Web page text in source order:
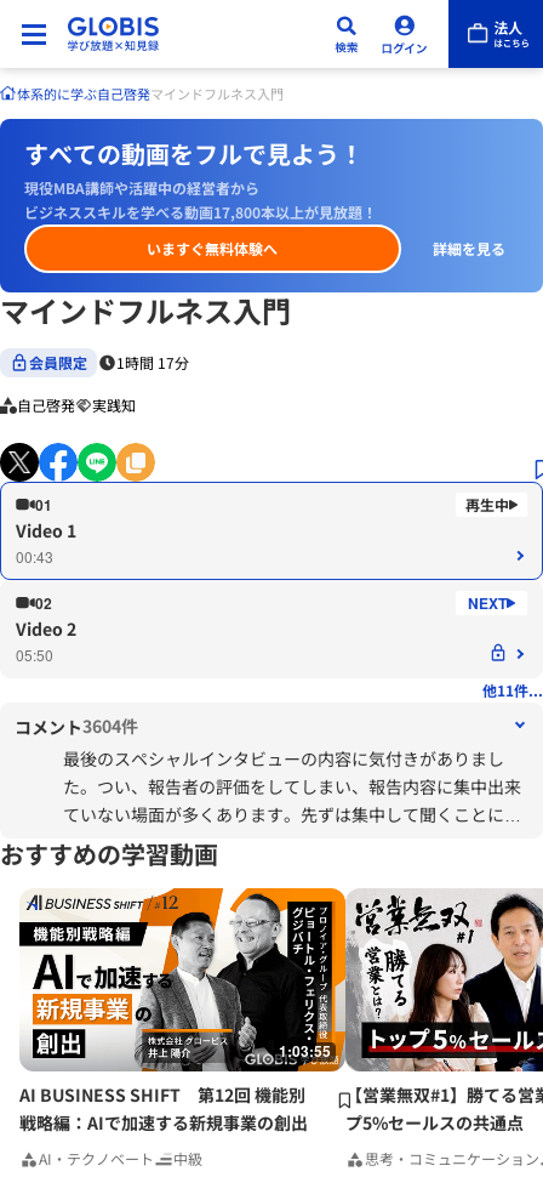
体系的に学ぶ自己啓発マインドフルネス入門
すべての動画をフルで見よう！
現役MBA講師や活躍中の経営者から
ビジネススキルを学べる動画17,800本以上が見放題！
いますぐ無料体験へ
詳細を見る
マインドフルネス入門
会員限定 1時間 17分
自己啓発 実践知
01
Video 1
00:43
02
Video 2
05:50
他11件...
コメント3604件
最後のスペシャルインタビューの内容に気付きがありまし
た。つい、報告者の評価をしてしまい、報告内容に集中出来
ていない場面が多くあります。先ずは集中して聞くことに努
めようと思いました。全集中・水の呼吸
おすすめの学習動画
1:03:55
AI BUSINESS SHIFT 第12回 機能別
戦略編：AIで加速する新規事業の創出
AI・テクノベート 中級
【営業無双#1】勝てる営
プ5%セールスの共通点
思考・コミュニケーション